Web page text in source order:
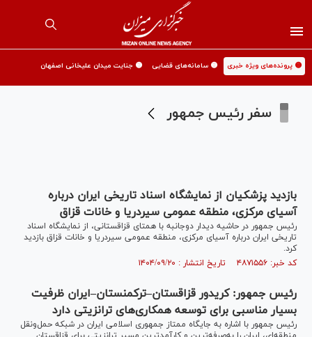
🟡 پرونده‌های ویژه خبری 🟡 سامانه‌های قضایی 🟡 جنایت میدان علیخانی اصفهان
سفر رئیس جمهور
بازدید پزشکیان از نمایشگاه اسناد تاریخی ایران درباره
آسیای مرکزی، منطقه عمومی سیردریا و خانات قزاق
رئیس جمهور در حاشیه دیدار دوجانبه با همتای قزاقستانی، از نمایشگاه اسناد
تاریخی ایران درباره آسیای مرکزی، منطقه عمومی سیردریا و خانات قزاق بازدید
کرد.
کد خبر: ۴۸۷۱۵۵۶ تاریخ انتشار : ۱۴۰۴/۰۹/۲۰
رئیس جمهور: کریدور قزاقستان–ترکمنستان–ایران ظرفیت
بسیار مناسبی برای توسعه همکاری‌های ترانزیتی دارد
رئیس جمهور با اشاره به جایگاه ممتاز جمهوری اسلامی ایران در شبکه حمل‌ونقل